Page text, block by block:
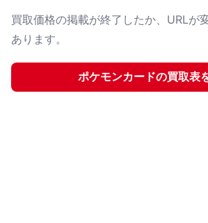
買取価格の掲載が終了したか、URLが
あります。
ポケモンカードの買取表